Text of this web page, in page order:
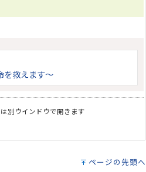
を救えます～
別ウインドウで開きます
ページの先頭へ